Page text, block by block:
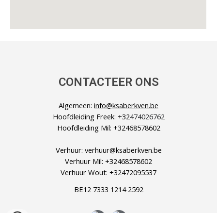
CONTACTEER ONS
Algemeen: info@ksaberkven.be
Hoofdleiding Freek: +32474026762
Hoofdleiding Mil: +32468578602
Verhuur: verhuur@ksaberkven.be
Verhuur Mil: +32468578602
Verhuur Wout: +32472095537
BE12 7333 1214 2592